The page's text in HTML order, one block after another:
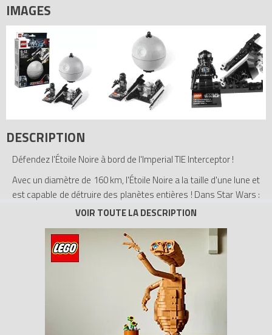
IMAGES
DESCRIPTION
Défendez l'Étoile Noire à bord de l'Imperial TIE Interceptor !
Avec un diamètre de 160 km, l'Étoile Noire a la taille d'une lune et
est capable de détruire des planètes entières ! Dans Star Wars :
Épisode VI Le Retour du Jedi, l'Imperial TIE Interceptor lutte en
puissante de l'Empire. L'ensemble inclut un modèle réduit de
l'Étoile Noire, une figurine de pilote TIE, un mini-modèle de TIE
Interceptor, une arme et un support avec une plaque nominative.
Collectionnez les autres ensembles de la Série 1 : 9674 Naboo
Starfighter & Naboo et 9675 Sebulba’s Podracer & Tatooine!
- Comprend l'Étoile Noire, un mini-modèle de TIE Interceptor et